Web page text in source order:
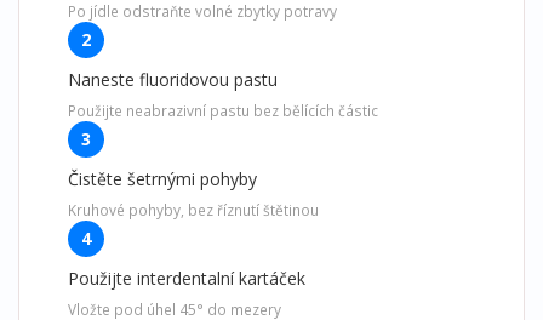
Po jídle odstraňte volné zbytky potravy
2
Naneste fluoridovou pastu
Použijte neabrazivní pastu bez bělících částic
3
Čistěte šetrnými pohyby
Kruhové pohyby, bez říznutí štětinou
4
Použijte interdentalní kartáček
Vložte pod úhel 45° do mezery